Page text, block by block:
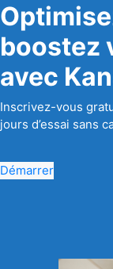
boostez
avec
Inscrivez-vous
jours d’essai sans
Démarrer